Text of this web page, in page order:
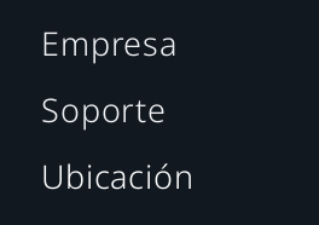
Empresa
Soporte
Ubicación